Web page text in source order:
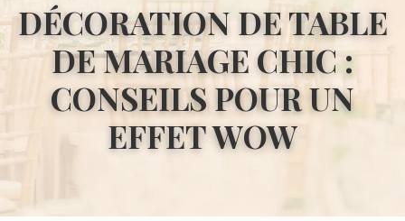
DÉCORATION DE TABLE
DE MARIAGE CHIC :
CONSEILS POUR UN
EFFET WOW